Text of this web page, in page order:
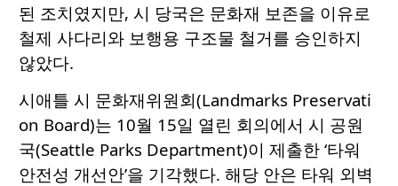
된 조치였지만, 시 당국은 문화재 보존을 이유로
철제 사다리와 보행용 구조물 철거를 승인하지
않았다.
시애틀 시 문화재위원회(Landmarks Preservati
on Board)는 10월 15일 열린 회의에서 시 공원
국(Seattle Parks Department)이 제출한 ‘타워
안전성 개선안’을 기각했다. 해당 안은 타워 외벽